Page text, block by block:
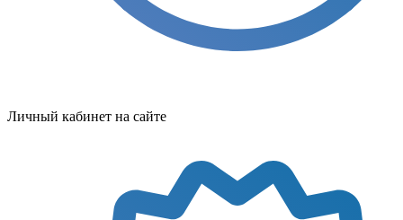
Личный кабинет на сайте